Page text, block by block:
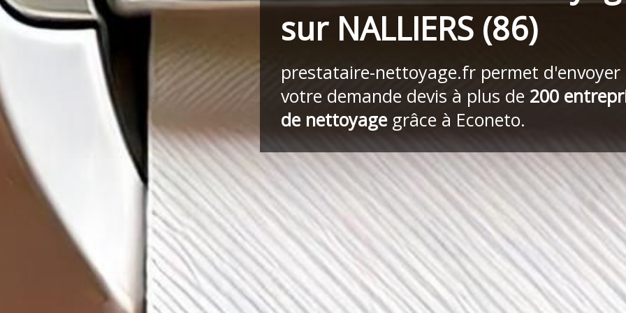
sur NALLIERS (86)
prestataire-nettoyage.fr permet d'envoyer
votre demande devis à plus de 200
de nettoyagegrâce à Econeto.